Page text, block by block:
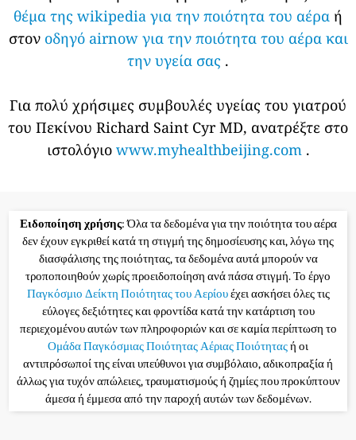
θέμα της wikipedia για την ποιότητα του αέρα ή
στον οδηγό airnow για την ποιότητα του αέρα και
την υγεία σας .
Για πολύ χρήσιμες συμβουλές υγείας του γιατρού
του Πεκίνου Richard Saint Cyr MD, ανατρέξτε στο
ιστολόγιο www.myhealthbeijing.com.
Ειδοποίηση χρήσης: Όλα τα δεδομένα για την ποιότητα του αέρα
δεν έχουν εγκριθεί κατά τη στιγμή της δημοσίευσης και, λόγω της
διασφάλισης της ποιότητας, τα δεδομένα αυτά μπορούν να
τροποποιηθούν χωρίς προειδοποίηση ανά πάσα στιγμή. Το έργο
Παγκόσμιο Δείκτη Ποιότητας του Αερίουέχει ασκήσει όλες τις
εύλογες δεξιότητες και φροντίδα κατά την κατάρτιση του
περιεχομένου αυτών των πληροφοριών και σε καμία περίπτωση το
Ομάδα Παγκόσμιας Ποιότητας Αέριας Ποιότηταςή οι
αντιπρόσωποί της είναι υπεύθυνοι για συμβόλαιο, αδικοπραξία ή
άλλως για τυχόν απώλειες, τραυματισμούς ή ζημίες που προκύπτουν
άμεσα ή έμμεσα από την παροχή αυτών των δεδομένων.